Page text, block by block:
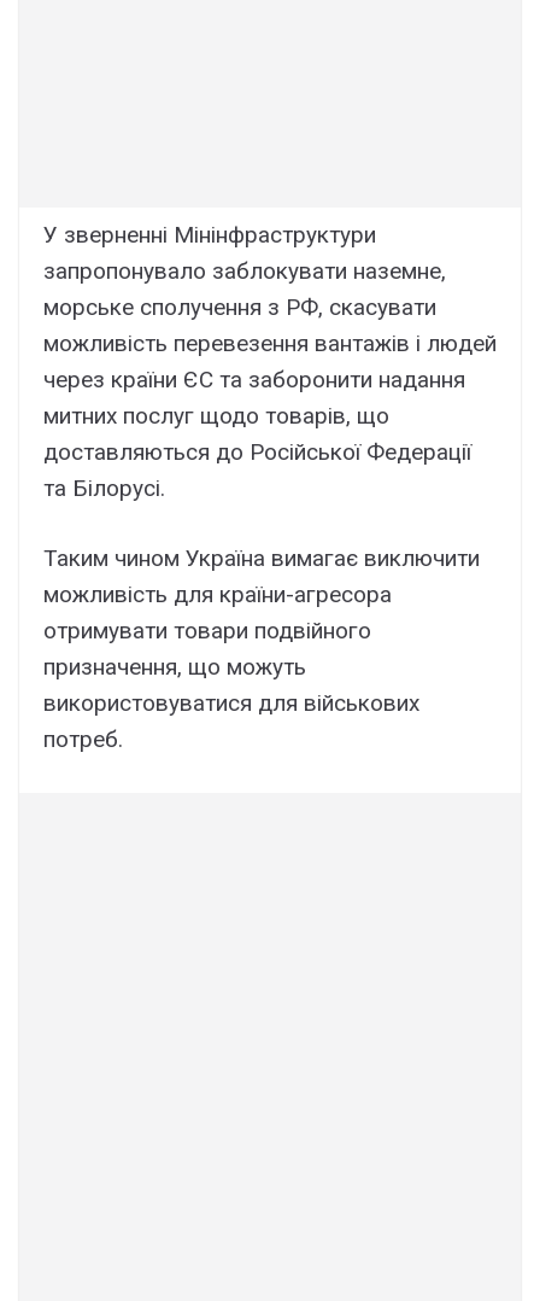
У зверненні Мінінфраструктури
запропонувало заблокувати наземне,
морське сполучення з РФ, скасувати
можливість перевезення вантажів і людей
через країни ЄС та заборонити надання
митних послуг щодо товарів, що
доставляються до Російської Федерації
та Білорусі.
Таким чином Україна вимагає виключити
можливість для країни-агресора
отримувати товари подвійного
призначення, що можуть
використовуватися для військових
потреб.